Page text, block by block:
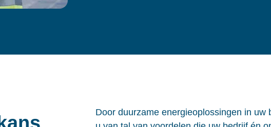
Door duurzame energieoplossingen in uw